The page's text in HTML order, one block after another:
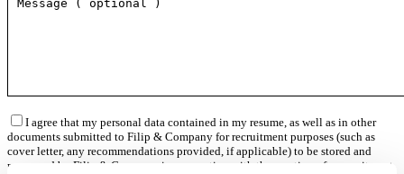
I agree that my personal data contained in my resume, as well as in other
documents submitted to Filip & Company for recruitment purposes (such as
cover letter, any recommendations provided, if applicable) to be stored and
processed by Filip & Company in connection with the creation of a recruitment